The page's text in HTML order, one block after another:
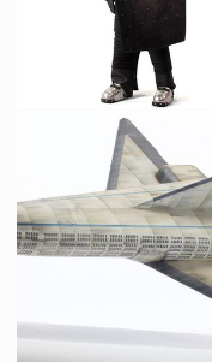
Vu à l'écran
Costume Original de Policier du Cinquième Élément
Vu à l'écran